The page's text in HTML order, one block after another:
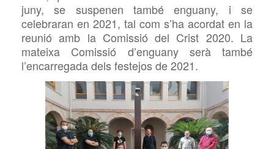
juny, se suspenen també enguany, i se
celebraran en 2021, tal com s’ha acordat en la
reunió amb la Comissió del Crist 2020. La
mateixa Comissió d’enguany serà també
l’encarregada dels festejos de 2021.